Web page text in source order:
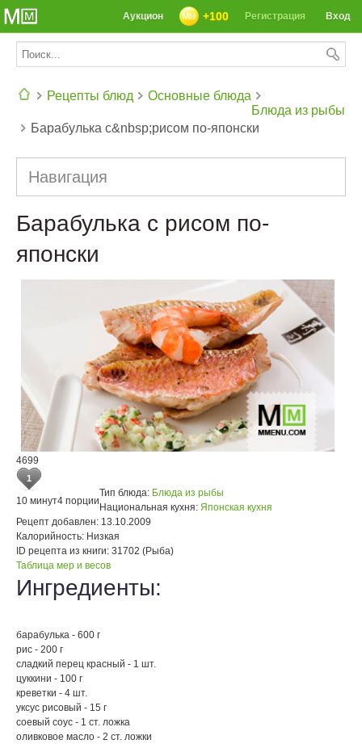
СЕГОДНЯ: 39142 РЕЦЕПТА
Вход
Регистрация
+100
Аукцион
Рецепты блюд
Основные блюда
Блюда из рыбы
Барабулька с&nbsp;рисом по-японски
Навигация
Барабулька с рисом по-
японски
4699
1
10 минут4 порции
Тип блюда: Блюда из рыбы
Национальная кухня: Японская кухня
Рецепт добавлен: 13.10.2009
Калорийность: Низкая
ID рецепта из книги: 31702 (Рыба)
Таблица мер и весов
Ингредиенты:
барабулька - 600 г
рис - 200 г
сладкий перец красный - 1 шт.
цуккини - 100 г
креветки - 4 шт.
уксус рисовый - 15 г
соевый соус - 1 ст. ложка
оливковое масло - 2 ст. ложки